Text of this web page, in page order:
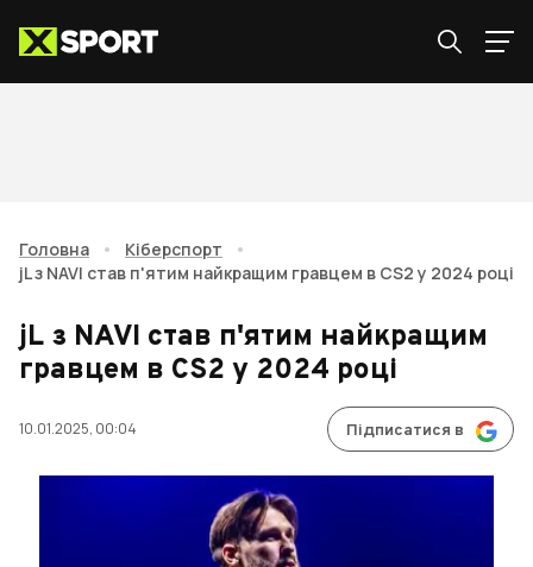
Головна • Кіберспорт
•
jL з NAVI став п'ятим найкращим гравцем в CS2 у 2024 році
jL з NAVI став п'ятим найкращим
гравцем в CS2 у 2024 році
10.01.2025, 00:04 Підписатися в